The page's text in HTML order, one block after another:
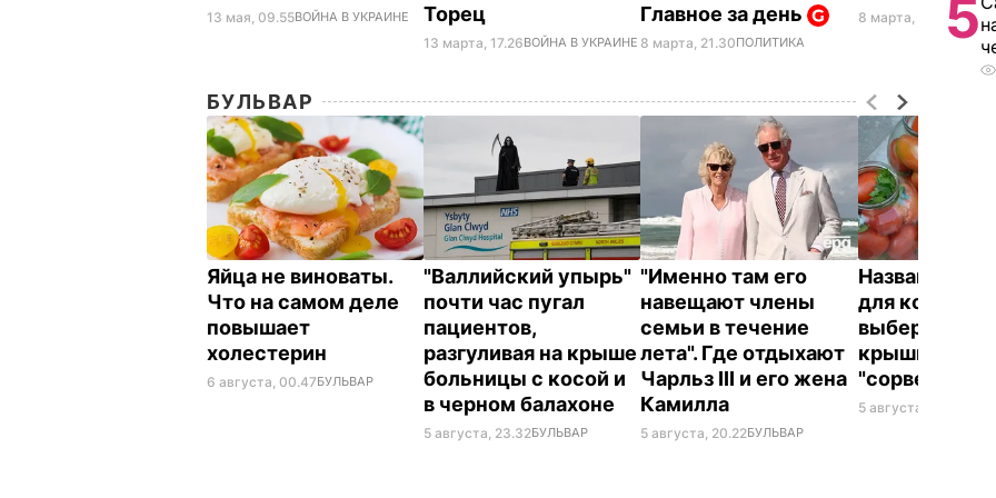
13 мая, 09.55ВОЙНА В УКРАИНЕ
Торец
13 марта, 17.26ВОЙНА В УКРАИНЕ
Главное за день
8 марта, 21.30ПОЛИТИКА
8 марта, 16.22
БУЛЬВАР
Яйца не виноваты.
Что на самом деле
повышает
холестерин
6 августа, 00.47БУЛЬВАР
"Валлийский упырь"
почти час пугал
пациентов,
разгуливая на крыше
больницы с косой и
в черном балахоне
5 августа, 23.32БУЛЬВАР
"Именно там его
навещают члены
семьи в течение
лета". Где отдыхают
Чарльз III и его жена
Камилла
5 августа, 20.22БУЛЬВАР
Названа
для
выберите ее –
крышки на
"сорвет"
5 августа, 19.34
5